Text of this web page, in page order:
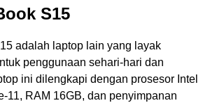
S15
adalah laptop lain yang layak
penggunaan sehari-hari dan
ini dilengkapi dengan prosesor Intel
11, RAM 16GB, dan penyimpanan